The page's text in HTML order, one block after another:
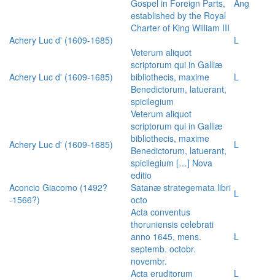
Gospel in Foreign Parts,
established by the Royal
Charter of King William III
Ang
Achery Luc d' (1609-1685) L
Achery Luc d' (1609-1685)
Veterum aliquot
scriptorum qui in Galliæ
bibliothecis, maxime
Benedictorum, latuerant,
spicilegium
L
Achery Luc d' (1609-1685)
Veterum aliquot
scriptorum qui in Galliæ
bibliothecis, maxime
Benedictorum, latuerant,
spicilegium […] Nova
editio
L
Aconcio Giacomo (1492?
-1566?)
Satanæ strategemata libri
octo
L
Acta conventus
thoruniensis celebrati
anno 1645, mens.
septemb. octobr.
novembr.
L
Acta eruditorum
L